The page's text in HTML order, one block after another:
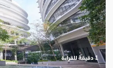
‫1 دقيقة للقراءة